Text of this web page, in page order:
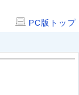
PC版トップ